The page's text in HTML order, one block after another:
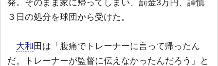
発。そのまま家に帰ってしまい、罰金3万円、謹慎
３日の処分を球団から受けた。
大和 田は「腹痛でトレーナーに言って帰ったん
だ。トレーナーが監督に伝えなかったんだろう」と